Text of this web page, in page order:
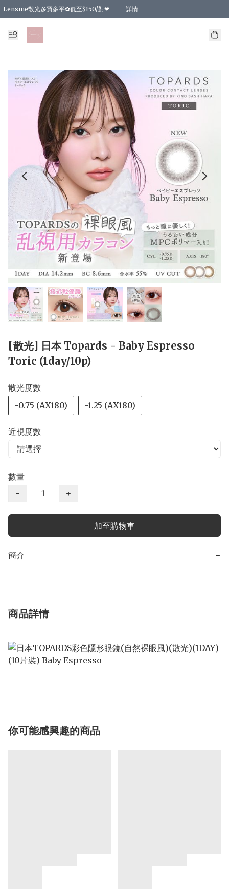
Lensme散光多買多平✿低至$150/對❤ 詳情
台灣Karacon⁩✧日拋 特價清貨❁⃘
日本韓國多款日/月拋現貨☼ 特價❤︎數量有限 售完即止
🇰🇷韓國多款月拋現貨 特價兩對$99✿數量有限 售完即止♫
精選商品，任選買2件或以上9 折；買4件或以上85 折；買6件或以上8 折
精選商品，任選買2件HKD 140.00；買4件HKD 260.00
精選商品，任選買2件HKD 190.00；買4件HKD 360.00
精選商品，任選買2件HKD 110.00；買4件HKD 180.00
精選商品，任選買2件HKD 170.00；買4件HKD 320.00
精選商品，任選買2件或以上減HKD 148.00
精選商品，任選買2件或以上減HKD 148.00
精選商品，任選買2件或以上95 折；買4件或以上9 折；買6件或以上85 折；買8件
精選商品，任選買12件或以上87 折
精選商品，任選買2件或以上減HKD 16.00；買4件或以上減HKD 32.00；買6
精選商品，任選買2件或以上95 折；買4件或以上9 折；買8件或以上85 折；買12
購物滿 HKD 800.00即享免運費優惠！（適用於 特定的送貨方式 )
[散光] 日本 Topards - Baby Espresso
Toric (1day/10p)
散光度數
-0.75 (AX180)
-1.25 (AX180)
近視度數
數量
−
+
加至購物車
簡介 −
商品詳情
你可能感興趣的商品